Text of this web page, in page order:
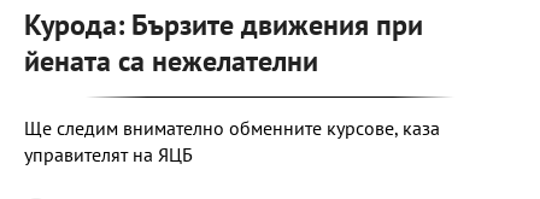
Курода: Бързите движения при
йената са нежелателни
Ще следим внимателно обменните курсове, каза
управителят на ЯЦБ